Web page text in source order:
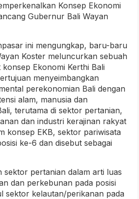
Konsep Ekonomi
Gubernur Bali Wayan
ini mengungkap, baru-baru
Koster meluncurkan sebuah
Ekonomi Kerthi Bali
menyeimbangkan
perekonomian Bali dengan
alam, manusia dan
terutama di sektor pertanian,
dan industri kerajinan rakyat
konsep EKB, sektor pariwisata
ke-6 dan disebut sebagai
sektor pertanian dalam arti luas
dan perkebunan pada posisi
sektor kelautan/perikanan pada